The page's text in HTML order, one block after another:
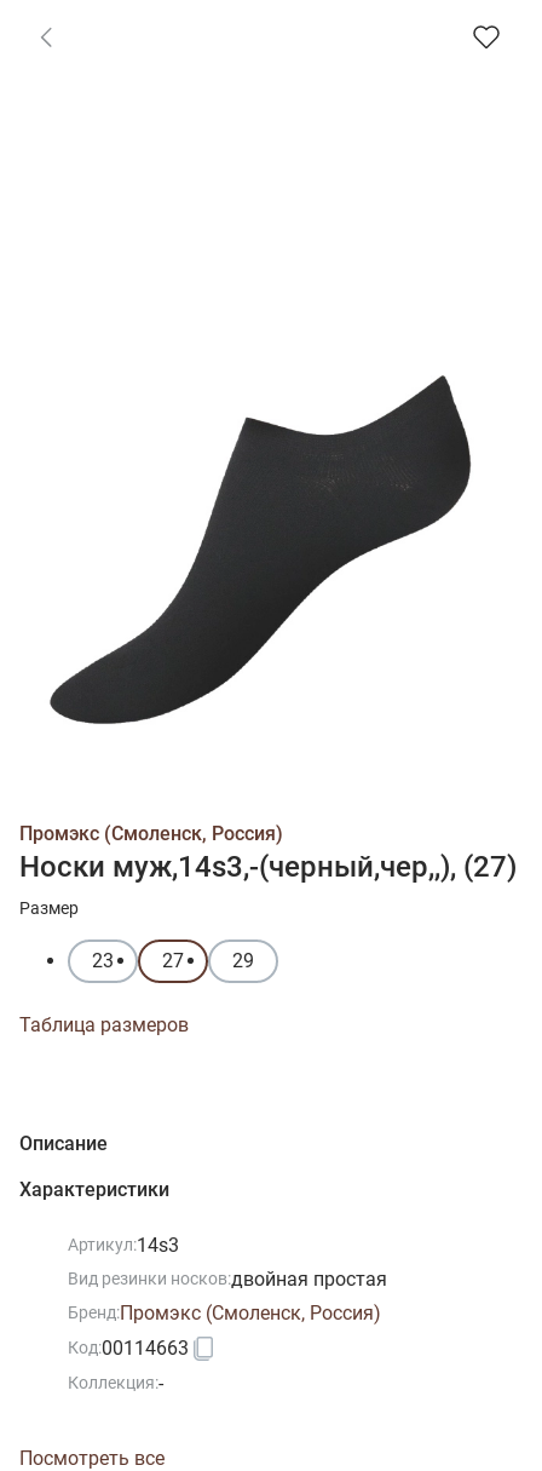
Промэкс (Смоленск, Россия)
Носки муж,14s3,-(черный,чер,,), (27)
Размер
23 27 29
Таблица размеров
Описание
Характеристики
Артикул:14s3
Вид резинки носков:двойная простая
Бренд:Промэкс (Смоленск, Россия)
Код:00114663
Коллекция:-
Посмотреть все